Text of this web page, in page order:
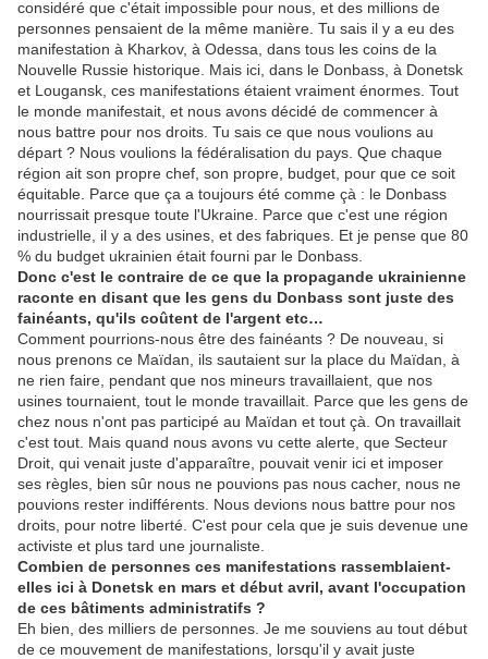
considéré que c'était impossible pour nous, et des millions de
personnes pensaient de la même manière. Tu sais il y a eu des
manifestation à Kharkov, à Odessa, dans tous les coins de la
Nouvelle Russie historique. Mais ici, dans le Donbass, à Donetsk
et Lougansk, ces manifestations étaient vraiment énormes. Tout
le monde manifestait, et nous avons décidé de commencer à
nous battre pour nos droits. Tu sais ce que nous voulions au
départ ? Nous voulions la fédéralisation du pays. Que chaque
région ait son propre chef, son propre, budget, pour que ce soit
équitable. Parce que ça a toujours été comme çà : le Donbass
nourrissait presque toute l'Ukraine. Parce que c'est une région
industrielle, il y a des usines, et des fabriques. Et je pense que 80
% du budget ukrainien était fourni par le Donbass.
Donc c'est le contraire de ce que la propagande ukrainienne
raconte en disant que les gens du Donbass sont juste des
fainéants, qu'ils coûtent de l'argent etc…
Comment pourrions-nous être des fainéants ? De nouveau, si
nous prenons ce Maïdan, ils sautaient sur la place du Maïdan, à
ne rien faire, pendant que nos mineurs travaillaient, que nos
usines tournaient, tout le monde travaillait. Parce que les gens de
chez nous n'ont pas participé au Maïdan et tout çà. On travaillait
c'est tout. Mais quand nous avons vu cette alerte, que Secteur
Droit, qui venait juste d'apparaître, pouvait venir ici et imposer
ses règles, bien sûr nous ne pouvions pas nous cacher, nous ne
pouvions rester indifférents. Nous devions nous battre pour nos
droits, pour notre liberté. C'est pour cela que je suis devenue une
activiste et plus tard une journaliste.
Combien de personnes ces manifestations rassemblaient-
elles ici à Donetsk en mars et début avril, avant l'occupation
de ces bâtiments administratifs ?
Eh bien, des milliers de personnes. Je me souviens au tout début
de ce mouvement de manifestations, lorsqu'il y avait juste